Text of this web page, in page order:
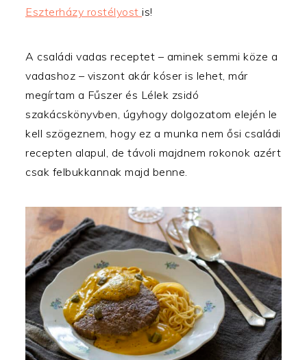
Eszterházy rostélyost is!
A családi vadas receptet – aminek semmi köze a
vadashoz – viszont akár kóser is lehet, már
megírtam a Fűszer és Lélek zsidó
szakácskönyvben, úgyhogy dolgozatom elején le
kell szögeznem, hogy ez a munka nem ősi családi
recepten alapul, de távoli majdnem rokonok azért
csak felbukkannak majd benne.